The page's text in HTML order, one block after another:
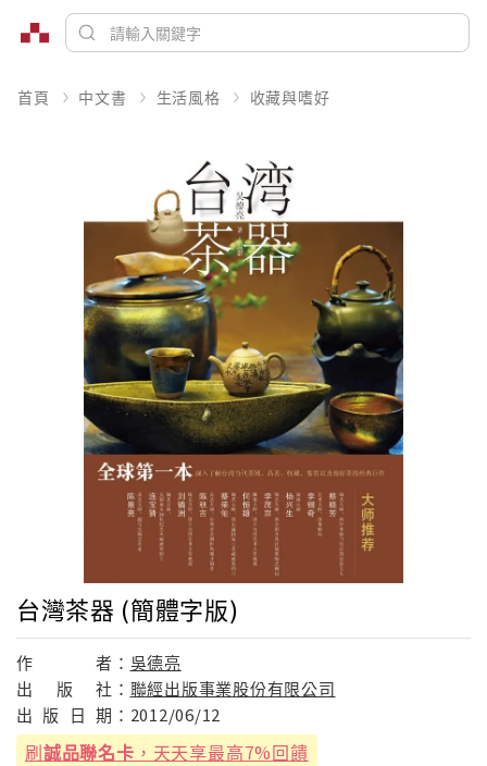
首頁 中文書 生活風格 收藏與嗜好
台灣茶器 (簡體字版)
作 者： 吳德亮
出
版 社： 聯經出版事業股份有限公司
出 版 日 期： 2012/06/12
刷誠品聯名卡 ，天天享最高7%回饋